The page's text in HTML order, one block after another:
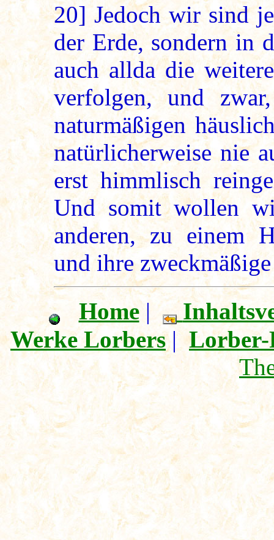
20]Jedoch wir sind
der Erde, sondern in
auch allda die
verfolgen, und
naturmäßigen
natürlicherweise nie
erst himmlisch
Und somit wollen
anderen, zu einem
und ihre
Home|
Werke Lorbers|Lorber-